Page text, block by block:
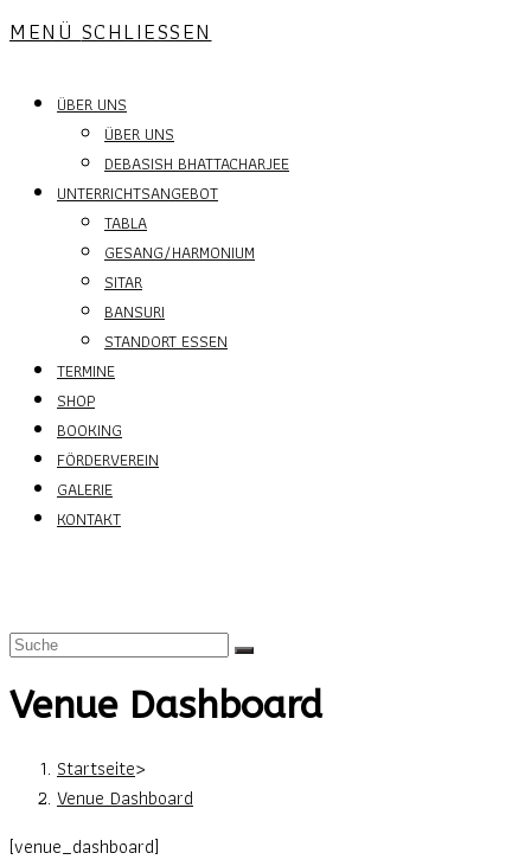
MENÜ SCHLIESSEN
ÜBER UNS
ÜBER UNS
DEBASISH BHATTACHARJEE
UNTERRICHTSANGEBOT
TABLA
GESANG/HARMONIUM
SITAR
BANSURI
STANDORT ESSEN
TERMINE
SHOP
BOOKING
FÖRDERVEREIN
GALERIE
KONTAKT
Venue Dashboard
Startseite>
Venue Dashboard
[venue_dashboard]